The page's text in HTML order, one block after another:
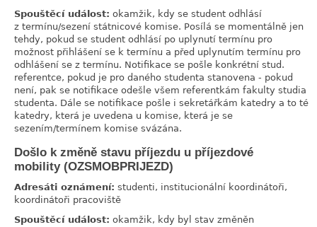
Spouštěcí událost: okamžik, kdy se student odhlásí
z termínu/sezení státnicové komise. Posílá se momentálně jen
tehdy, pokud se student odhlásí po uplynutí termínu pro
možnost přihlášení se k termínu a před uplynutím termínu pro
odhlášení se z termínu. Notifikace se pošle konkrétní stud.
referentce, pokud je pro daného studenta stanovena - pokud
není, pak se notifikace odešle všem referentkám fakulty studia
studenta. Dále se notifikace pošle i sekretářkám katedry a to té
katedry, která je uvedena u komise, která je se
sezením/termínem komise svázána.
Došlo k změně stavu příjezdu u příjezdové
mobility (OZSMOBPRIJEZD)
Adresáti oznámení: studenti, institucionální koordinátoři,
koordinátoři pracoviště
Spouštěcí událost: okamžik, kdy byl stav změněn